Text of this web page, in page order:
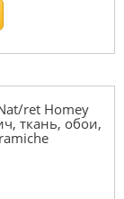
ret Homey
ткань, обои,